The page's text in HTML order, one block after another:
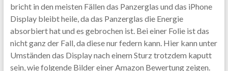
bricht in den meisten Fällen das Panzerglas und das iPhone
Display bleibt heile, da das Panzerglas die Energie
absorbiert hat und es gebrochen ist. Bei einer Folie ist das
nicht ganz der Fall, da diese nur federn kann. Hier kann unter
Umständen das Display nach einem Sturz trotzdem kaputt
sein, wie folgende Bilder einer Amazon Bewertung zeigen.